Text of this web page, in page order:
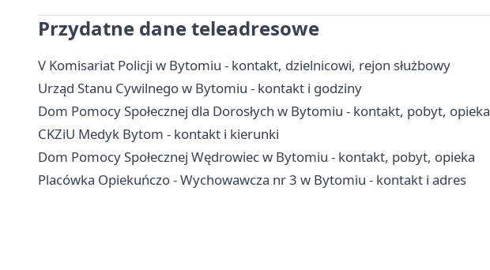
Przydatne dane teleadresowe
V Komisariat Policji w Bytomiu - kontakt, dzielnicowi, rejon służbowy
Urząd Stanu Cywilnego w Bytomiu - kontakt i godziny
Dom Pomocy Społecznej dla Dorosłych w Bytomiu - kontakt, pobyt, opieka
CKZiU Medyk Bytom - kontakt i kierunki
Dom Pomocy Społecznej Wędrowiec w Bytomiu - kontakt, pobyt, opieka
Placówka Opiekuńczo - Wychowawcza nr 3 w Bytomiu - kontakt i adres